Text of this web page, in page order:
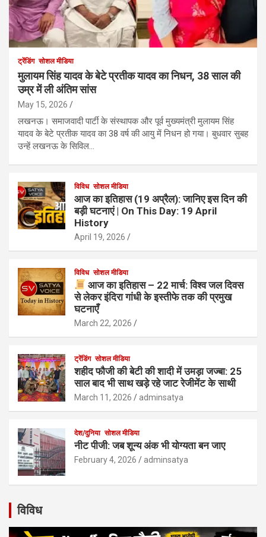
ट्रेंडिंग सोशल मीडिया
मुलायम सिंह यादव के बेटे प्रतीक यादव का निधन, 38 साल की
उम्र में ली अंतिम सांस
May 15, 2026
लखनऊ। समाजवादी पार्टी के संस्थापक और पूर्व मुख्यमंत्री मुलायम सिंह
यादव के बेटे प्रतीक यादव का 38 वर्ष की आयु में निधन हो गया। बुधवार सुबह
उन्हें लखनऊ के सिविल…
विविध सोशल मीडिया
आज का इतिहास (19 अप्रैल): जानिए इस दिन की
बड़ी घटनाएं | On This Day: 19 April
History
April 19, 2026
विविध सोशल मीडिया
आज का इतिहास – 22 मार्च: विश्व जल दिवस
से लेकर इंदिरा गांधी के इस्तीफे तक की प्रमुख
घटनाएँ
March 22, 2026
ट्रेंडिंग सोशल मीडिया
शहीद फौजी की बेटी की शादी में उमड़ा जज्बा: 25
साल बाद भी साथ खड़े रहे जाट रेजीमेंट के साथी
March 11, 2026 adminsatya
देश/दुनिया सोशल मीडिया
नीट पीजी: जब शून्य अंक भी योग्यता बन जाए
February 4, 2026 adminsatya
विविध